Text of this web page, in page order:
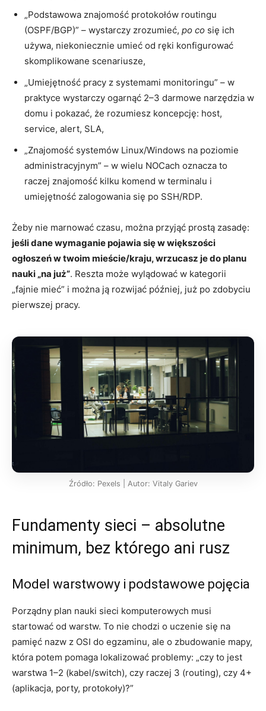
„Podstawowa znajomość protokołów routingu
(OSPF/BGP)” – wystarczy zrozumieć, po co się ich
używa, niekoniecznie umieć od ręki konfigurować
skomplikowane scenariusze,
„Umiejętność pracy z systemami monitoringu” – w
praktyce wystarczy ogarnąć 2–3 darmowe narzędzia w
domu i pokazać, że rozumiesz koncepcję: host,
service, alert, SLA,
„Znajomość systemów Linux/Windows na poziomie
administracyjnym” – w wielu NOCach oznacza to
raczej znajomość kilku komend w terminalu i
umiejętność zalogowania się po SSH/RDP.
Żeby nie marnować czasu, można przyjąć prostą zasadę:
jeśli dane wymaganie pojawia się w większości
ogłoszeń w twoim mieście/kraju, wrzucasz je do planu
nauki „na już”. Reszta może wylądować w kategorii
„fajnie mieć” i można ją rozwijać później, już po zdobyciu
pierwszej pracy.
Źródło: Pexels | Autor: Vitaly Gariev
Fundamenty sieci – absolutne
minimum, bez którego ani rusz
Model warstwowy i podstawowe pojęcia
Porządny plan nauki sieci komputerowych musi
startować od warstw. To nie chodzi o uczenie się na
pamięć nazw z OSI do egzaminu, ale o zbudowanie mapy,
która potem pomaga lokalizować problemy: „czy to jest
warstwa 1–2 (kabel/switch), czy raczej 3 (routing), czy 4+
(aplikacja, porty, protokoły)?”